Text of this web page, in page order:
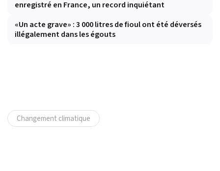
enregistré en France, un record inquiétant
«Un acte grave» : 3 000 litres de fioul ont été déversés
illégalement dans les égouts
Changement climatique